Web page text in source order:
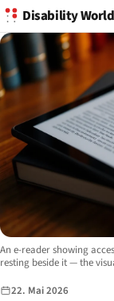
Disability World
Image description:
An e-reader showing
resting beside it — the
22. Mai 2026